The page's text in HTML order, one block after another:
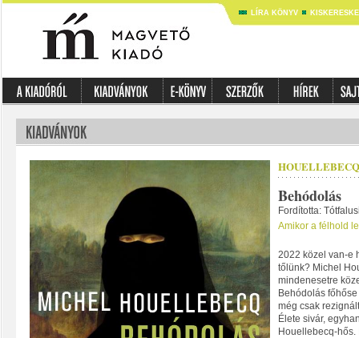
LÍRA KÖNYV
Behódolás
Fordította:
Amikor a félhold
2022 közel van-e
tőlünk? Michel
mindenesetre
Behódolás
még csak
Élete sivár,
Houellebecq-